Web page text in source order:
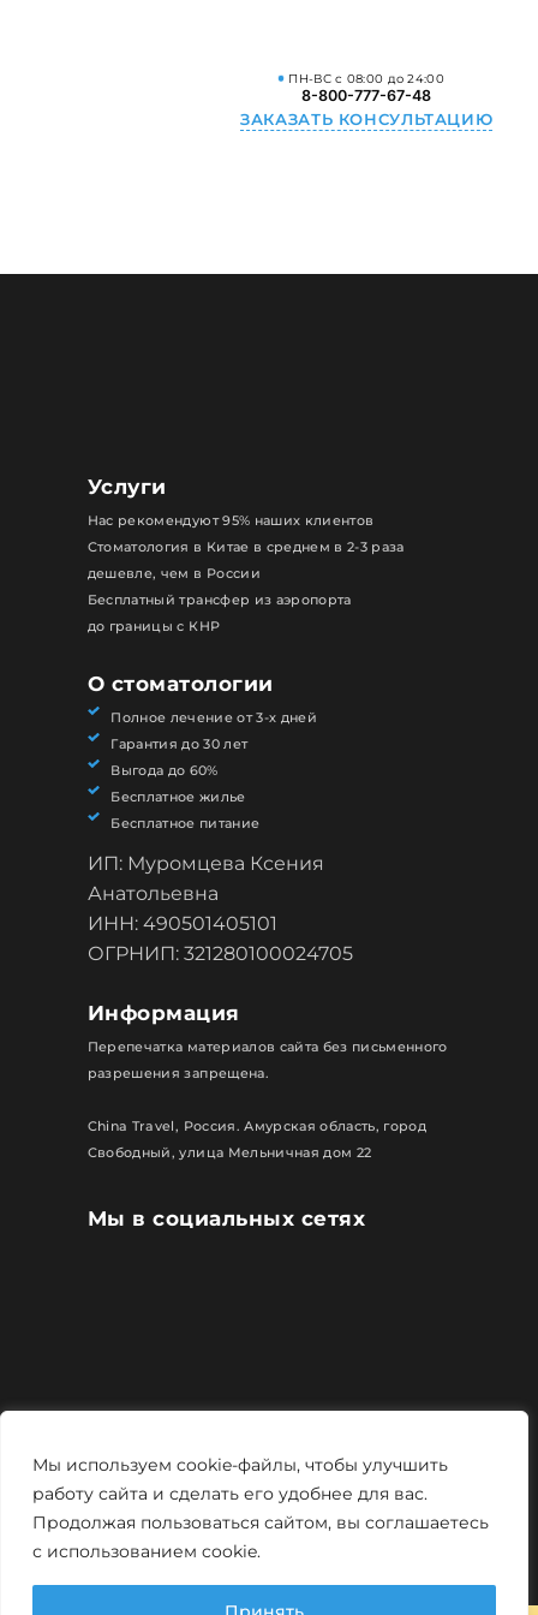
Мы используем cookie-файлы, чтобы улучшить
работу сайта и сделать его удобнее для вас.
Продолжая пользоваться сайтом, вы соглашаетесь
с использованием cookie.
ПН-ВС с 08:00 до 24:00
8-800-777-67-48
ЗАКАЗАТЬ КОНСУЛЬТАЦИЮ
Мы в социальных сетях
Услуги
Нас рекомендуют 95% наших клиентов
Стоматология в Китае в среднем в 2-3 раза
дешевле, чем в России
Бесплатный трансфер из аэропорта
до границы с КНР
О стоматологии
Полное лечение от 3-х дней
Гарантия до 30 лет
Выгода до 60%
Бесплатное жилье
Бесплатное питание
ИП: Муромцева Ксения
Анатольевна
ИНН: 490501405101
ОГРНИП: 321280100024705
Информация
Перепечатка материалов сайта без письменного
разрешения запрещена.
China Travel, Россия. Амурская область, город
Свободный, улица Мельничная дом 22
Политика конфиденциальности
Мощно и креативно отMonstro-studio